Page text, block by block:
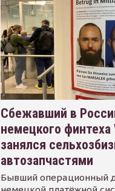
Сбежавший в
немецкого финтеха
занялся
автозапчастями
Бывший операционный